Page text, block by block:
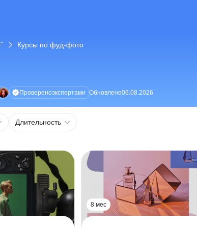
Курсы по фуд-фото
Провереноэкспертами Обновлено06.08.2026
Длительность
8 мес